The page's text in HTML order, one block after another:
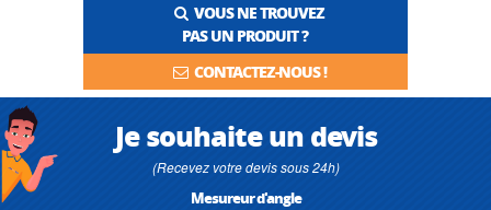
VOUS NE TROUVEZ
PAS UN PRODUIT ?
CONTACTEZ-NOUS !
Je souhaite un devis
(Recevez votre devis sous 24h)
Mesureur d'angle